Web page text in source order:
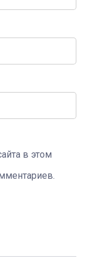
в этом